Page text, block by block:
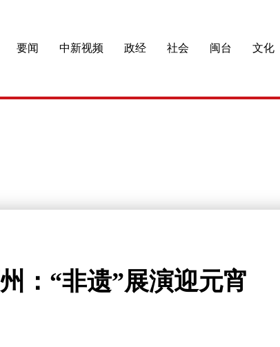
要闻 中新视频 政经 社会 闽台 文化
：“非遗”展演迎元宵